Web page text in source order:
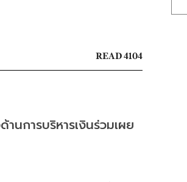
READ 4104
นการบริหารเงินร่วมเผย